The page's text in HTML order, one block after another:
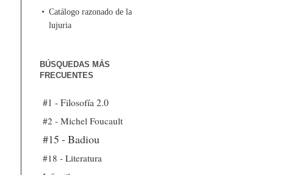
Catálogo razonado de la
lujuria
BÚSQUEDAS MÁS
FRECUENTES
#1 - Filosofía 2.0
#2 - Michel Foucault
#15 - Badiou
#18 - Literatura